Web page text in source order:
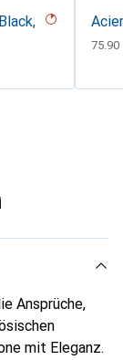
CHF
75.90
Ansprüche,
mit Eleganz.